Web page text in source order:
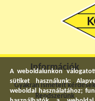
Információk
Gyakran ismételt kérdések
Rendszerünk
A weboldalunkon
sütiket használunk:
weboldal használatához;